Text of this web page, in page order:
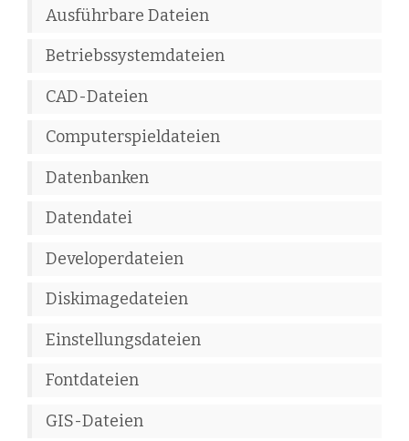
Ausführbare Dateien
Betriebssystemdateien
CAD-Dateien
Computerspieldateien
Datenbanken
Datendatei
Developerdateien
Diskimagedateien
Einstellungsdateien
Fontdateien
GIS-Dateien